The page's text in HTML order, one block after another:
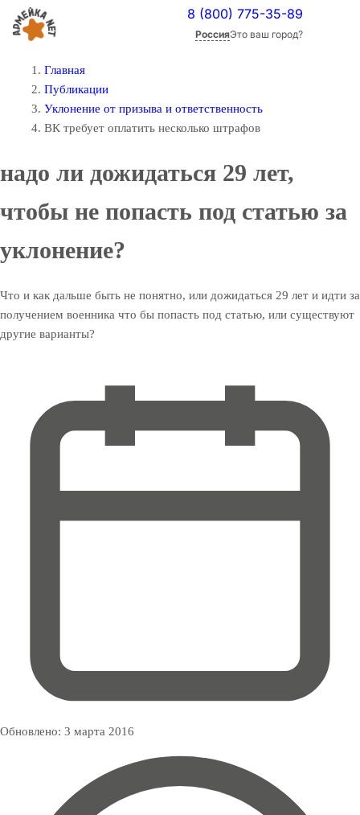
8 (800) 775-35-89
РоссияЭто ваш город?
Главная
Публикации
Уклонение от призыва и ответственность
ВК требует оплатить несколько штрафов
надо ли дожидаться 29 лет,
чтобы не попасть под статью за
уклонение?
Что и как дальше быть не понятно, или дожидаться 29 лет и идти за
получением военника что бы попасть под статью, или существуют
другие варианты?
Обновлено: 3 марта 2016